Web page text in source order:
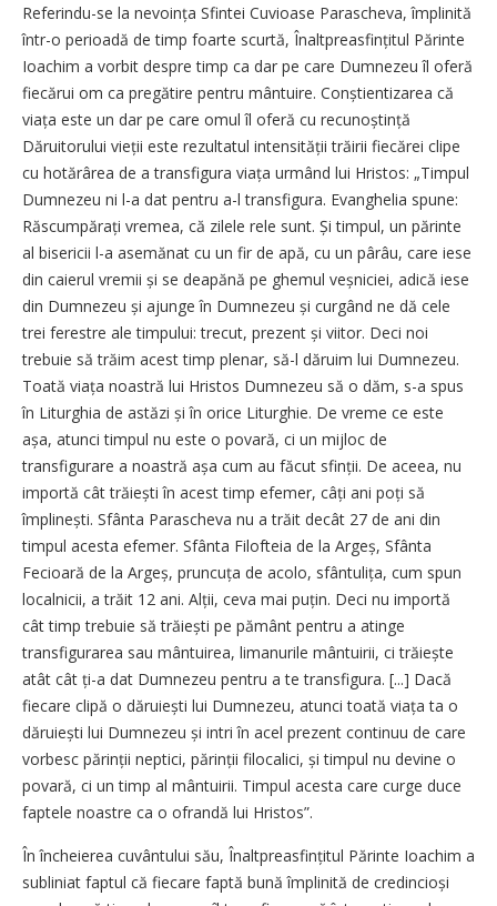
Referindu-se la nevoința Sfintei Cuvioase Parascheva, împlinită
într-o perioadă de timp foarte scurtă, Înaltpreasfințitul Părinte
Ioachim a vorbit despre timp ca dar pe care Dumnezeu îl oferă
fiecărui om ca pregătire pentru mântuire. Conștientizarea că
viața este un dar pe care omul îl oferă cu recunoștință
Dăruitorului vieții este rezultatul intensității trăirii fiecărei clipe
cu hotărârea de a transfigura viața urmând lui Hristos: „Timpul
Dumnezeu ni l-a dat pentru a-l transfigura. Evanghelia spune:
Răscumpărați vremea, că zilele rele sunt. Și timpul, un părinte
al bisericii l-a asemănat cu un fir de apă, cu un pârâu, care iese
din caierul vremii și se deapănă pe ghemul veșniciei, adică iese
din Dumnezeu și ajunge în Dumnezeu și curgând ne dă cele
trei ferestre ale timpului: trecut, prezent și viitor. Deci noi
trebuie să trăim acest timp plenar, să-l dăruim lui Dumnezeu.
Toată viața noastră lui Hristos Dumnezeu să o dăm, s-a spus
în Liturghia de astăzi și în orice Liturghie. De vreme ce este
așa, atunci timpul nu este o povară, ci un mijloc de
transfigurare a noastră așa cum au făcut sfinții. De aceea, nu
importă cât trăiești în acest timp efemer, câți ani poți să
împlinești. Sfânta Parascheva nu a trăit decât 27 de ani din
timpul acesta efemer. Sfânta Filofteia de la Argeș, Sfânta
Fecioară de la Argeș, pruncuța de acolo, sfântulița, cum spun
localnicii, a trăit 12 ani. Alții, ceva mai puțin. Deci nu importă
cât timp trebuie să trăiești pe pământ pentru a atinge
transfigurarea sau mântuirea, limanurile mântuirii, ci trăiește
atât cât ți-a dat Dumnezeu pentru a te transfigura. [...] Dacă
fiecare clipă o dăruiești lui Dumnezeu, atunci toată viața ta o
dăruiești lui Dumnezeu și intri în acel prezent continuu de care
vorbesc părinții neptici, părinții filocalici, și timpul nu devine o
povară, ci un timp al mântuirii. Timpul acesta care curge duce
faptele noastre ca o ofrandă lui Hristos”.
În încheierea cuvântului său, Înaltprea­sfințitul Părinte Ioachim a
subliniat faptul că fiecare faptă bună împlinită de credincioși